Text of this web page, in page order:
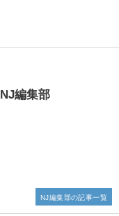
NJ編集部
NJ編集部の記事一覧